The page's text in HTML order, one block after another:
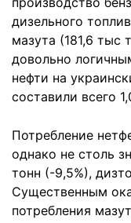
дизельного
мазута (181,6 тыс
довольно
нефти на
составили всего
Потребление
однако не столь
тонн (-9,5%),
Существенным
потребления